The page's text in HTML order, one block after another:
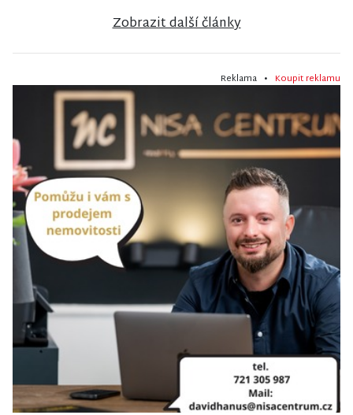
Zobrazit další články
Reklama • Koupit reklamu